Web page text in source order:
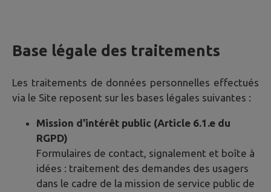
Base légale des traitements
Les traitements de données personnelles effectués
via le Site reposent sur les bases légales suivantes :
Mission d'intérêt public (Article 6.1.e du
RGPD)
Formulaires de contact, signalement et boîte à
idées : traitement des demandes des usagers
dans le cadre de la mission de service public de